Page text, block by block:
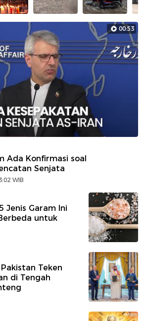
00:53
Ada Konfirmasi soal
Senjata
WIB
Jenis Garam Ini
untuk
Teken
di Tengah